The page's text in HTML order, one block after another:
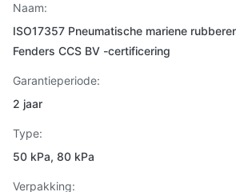
Naam:
ISO17357 Pneumatische mariene
Fenders CCS BV -certificering
Garantieperiode:
2 jaar
Type:
50 kPa, 80 kPa
Verpakking: